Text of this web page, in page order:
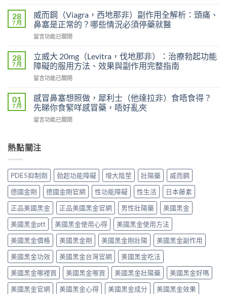
犀
利
士
會
癮
嗎？
效
利
士
副
大
嗎？
賴
性、
停
藥
反
應
與
安
全
用
法
完
整
解
析〉
度
超
級
艾
達
雙
效
片
Super
Power）
果
雙
制、
用
法
與
安
全
指
南〉
中
28
7 月
威而鋼（Viagra，西地那非）副作用全解析：頭痛、
鼻塞是正常的？哪些情況必須停藥就醫
在
而
鋼
（Viagra，
西
那
非）
副
作
解
痛、
鼻
塞
是
正
常
的？
哪
些
情
況
必
須
停
留言功能已關閉
28
7 月
立威大 20mg（Levitra，伐地那非）：治療勃起功能
障礙的服用方法、效果與副作用完整指南
在
威
大
20mg（Levitra，
伐
非）：
勃
起
功
能
障
礙
的
服
用
方
法、
效
果
與
副
留言功能已關閉
01
7 月
感冒鼻塞想照做，犀利士（他達拉非）食唔食得？
先睇你食緊咩感冒藥，唔好亂夾
在
鼻
塞
照
做，
犀
利
士
（他
達
拉
非）
食
唔
食
得？
先
睇
留言功能已關閉
熱點關注
PDE5抑制劑 勃起功能障礙 增大陰莖 壯陽藥
威而鋼
德國金剛
德國金剛官網 性功能障礙 性生活
日本藤素
正品美國黑金
正品美國黑金官網 男性壯陽藥
美國黑金
美國黑金ptt
美國黑金使用心得
美國黑金使用方法
美國黑金價格
美國黑金剛 美國黑金剛壯陽
美國黑金副作用
美國黑金功效
美國黑金台灣官網
美國黑金吃法
美國黑金哪裡買
美國黑金哪買 美國黑金壯陽藥
美國黑金好嗎
美國黑金官網
美國黑金心得 美國黑金成分 美國黑金效果